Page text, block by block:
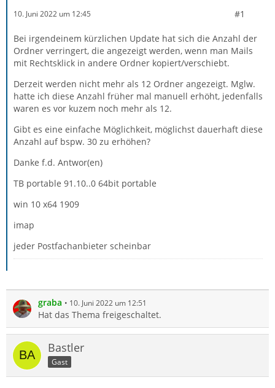
10. Juni 2022 um 12:45 #1
Bei irgendeinem kürzlichen Update hat sich die Anzahl der
Ordner verringert, die angezeigt werden, wenn man Mails
mit Rechtsklick in andere Ordner kopiert/verschiebt.
Derzeit werden nicht mehr als 12 Ordner angezeigt. Mglw.
hatte ich diese Anzahl früher mal manuell erhöht, jedenfalls
waren es vor kuzem noch mehr als 12.
Gibt es eine einfache Möglichkeit, möglichst dauerhaft diese
Anzahl auf bspw. 30 zu erhöhen?
Danke f.d. Antwor(en)
TB portable 91.10..0 64bit portable
win 10 x64 1909
imap
jeder Postfachanbieter scheinbar
graba 10. Juni 2022 um 12:51
Hat das Thema freigeschaltet.
Bastler
Gast